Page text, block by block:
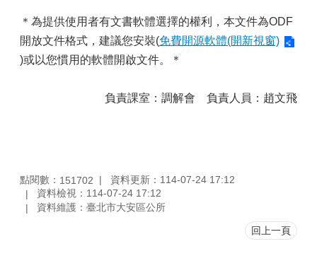
＊為提供使用者有文書軟體選擇的權利，本文件為ODF
開放文件格式，建議您安裝(免費開源軟體(開新視窗)
)或以您慣用的軟體開啟文件。＊
負責課室：調解會 負責人員：趙文飛
點閱數： 151702
資料更新：114-07-24 17:12
資料檢視：114-07-24 17:12
資料維護：臺北市大安區公所
回上一頁